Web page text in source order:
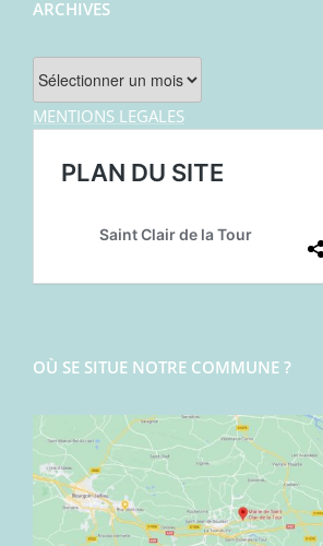
ARCHIVES
Archives
MENTIONS LEGALES
OÙ SE SITUE NOTRE COMMUNE ?